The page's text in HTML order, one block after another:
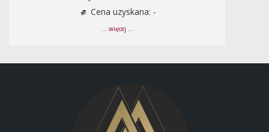
Cena uzyskana: -
... więcej ...